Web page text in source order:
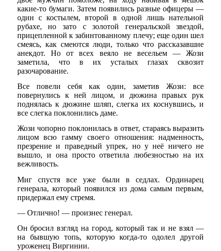
какие-то бумаги. Затем появились разные офицеры —
один с костылем, второй в одной лишь нательной
рубахе, но зато с золотой генеральской звездой,
прицепленной к забинтованному плечу; еще один шел
смеясь, как смеются люди, только что рассказавшие
анекдот. Но от всех веяло не весельем — Жози
заметила, что в их усталых глазах сквозит
разочарование.
Все повели себя как один, заметив Жози: все
повернулись к ней лицом, и дюжина правых рук
поднялась к дюжине шляп, слегка их коснувшись, и
все слегка поклонились даме.
Жози чопорно поклонилась в ответ, стараясь выразить
лицом всю гамму своего отношения: надменность,
презрение и праведный упрек, но у неё ничего не
вышло, и она просто ответила любезностью на их
вежливость.
Миг спустя все уже были в седлах. Ординарец
генерала, который появился из дома самым первым,
придержал ему стремя.
— Отлично! — произнес генерал.
Он бросил взгляд на город, который так и не взял —
на бывшую топь, которую когда-то одолел другой
уроженец Виргинии.